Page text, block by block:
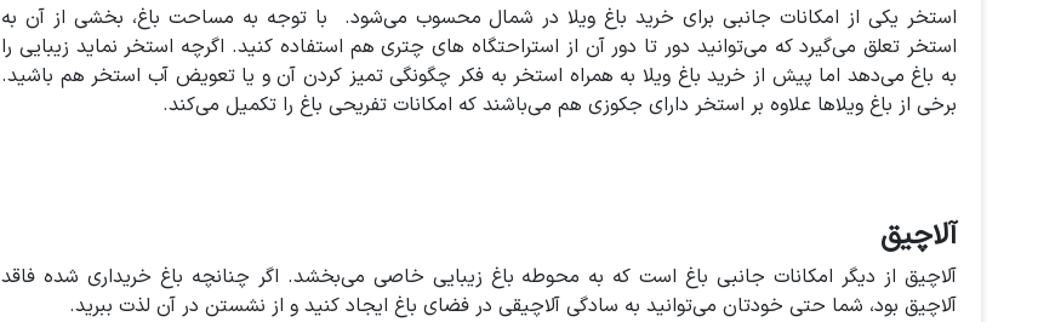
استخر یکی از امکانات جانبی برای خرید باغ ویلا در شمال محسوب می‌شود. با توجه به مساحت باغ، بخشی از آن به
استخر تعلق می‌گیرد که می‌توانید دور تا دور آن از استراحتگاه های چتری هم استفاده کنید. اگرچه استخر نماید زیبایی را
به باغ می‌دهد اما پیش از خرید باغ ویلا به همراه استخر به فکر چگونگی تمیز کردن آن و یا تعویض آب استخر هم باشید.
برخی از باغ ویلاها علاوه بر استخر دارای جکوزی هم می‌باشند که امکانات تفریحی باغ را تکمیل می‌کند.
آلاچیق
آلاچیق از دیگر امکانات جانبی باغ است که به محوطه باغ زیبایی خاصی می‌بخشد. اگر چنانچه باغ خریداری شده فاقد
آلاچیق بود، شما حتی خودتان می‌توانید به سادگی آلاچیقی در فضای باغ ایجاد کنید و از نشستن در آن لذت ببرید.